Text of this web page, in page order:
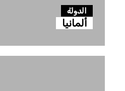
الدولة
ألمانيا